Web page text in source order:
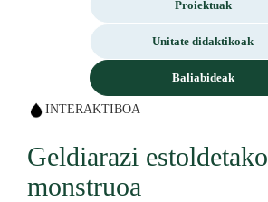
Proiektuak
Unitate didaktikoak
Baliabideak
INTERAKTIBOA
Geldiarazi estoldetako
monstruoa